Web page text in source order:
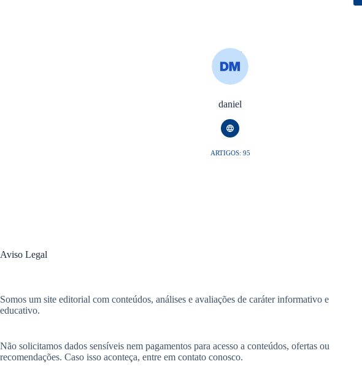
daniel
ARTIGOS: 95
Aviso Legal
Somos um site editorial com conteúdos, análises e avaliações de caráter informativo e
educativo.
Não solicitamos dados sensíveis nem pagamentos para acesso a conteúdos, ofertas ou
recomendações. Caso isso aconteça, entre em contato conosco.